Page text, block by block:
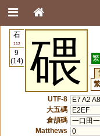
石
112
9
(14)
碨 繁
繁
UTF-8
E7 A2 A8
大五碼
E2EF
倉頡碼 一口田
Matthews
0